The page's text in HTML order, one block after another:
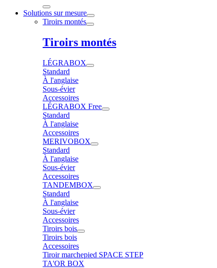
Solutions sur mesure
Tiroirs montés
Tiroirs montés
LÉGRABOX
Standard
À l'anglaise
Sous-évier
Accessoires
LÉGRABOX Free
Standard
À l'anglaise
Accessoires
MERIVOBOX
Standard
À l'anglaise
Sous-évier
Accessoires
TANDEMBOX
Standard
À l'anglaise
Sous-évier
Accessoires
Tiroirs bois
Tiroirs bois
Accessoires
Tiroir marchepied SPACE STEP
TA'OR BOX